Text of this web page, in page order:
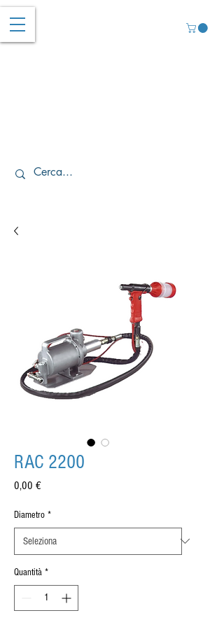
RAC 2200
0,00 €Prezzo
Diametro *
Quantità *